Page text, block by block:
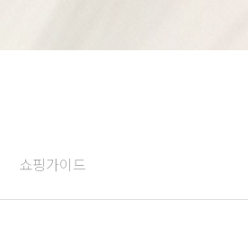
쇼핑가이드